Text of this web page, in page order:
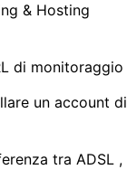
& Hosting
di monitoraggio
un account di
tra ADSL ,